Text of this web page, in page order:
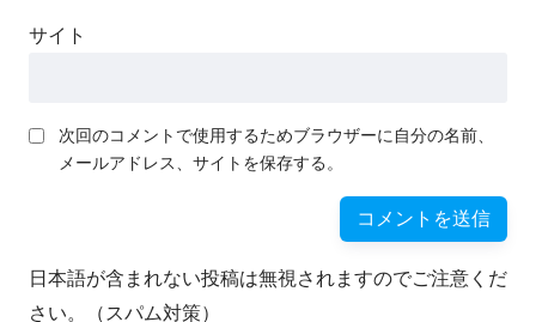
サイト
次回のコメントで使用するためブラウザーに自分の名前、
メールアドレス、サイトを保存する。
日本語が含まれない投稿は無視されますのでご注意くだ
さい。（スパム対策）